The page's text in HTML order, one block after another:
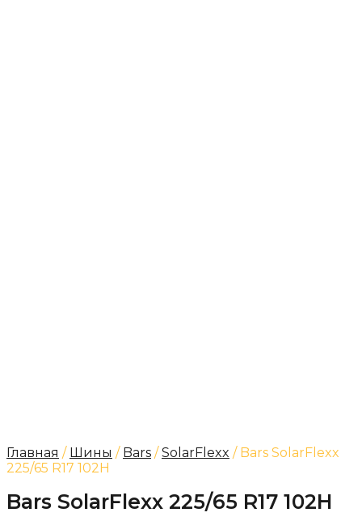
Главная / Шины / Bars /SolarFlexx / Bars SolarFlexx
225/65 R17 102H
Bars SolarFlexx 225/65 R17 102H